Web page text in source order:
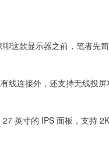
这款显示器之前，笔者先
线连接外，还支持无线投
英寸的 IPS 面板，支持